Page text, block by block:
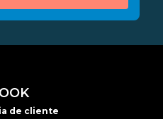
de cliente